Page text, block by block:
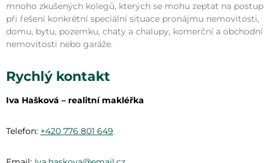
mnoho zkušených kolegů, kterých se mohu zeptat na postup
při řešení konkrétní speciální situace pronájmu nemovitosti,
domu, bytu, pozemku, chaty a chalupy, komerční a obchodní
nemovitosti nebo garáže.
Rychlý kontakt
Iva Hašková – realitní makléřka
Telefon: +420 776 801 649